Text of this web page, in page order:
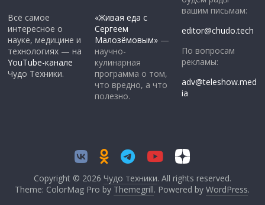
Всё самое
интересное о
науке, медицине и
технологиях — на
YouTube-канале
Чудо Техники.
«Живая еда с
Сергеем
Малозёмовым» —
научно-
кулинарная
программа о том,
что вредно, а что
полезно.
вашим письмам:
editor@chudo.tech
По вопросам
рекламы:
adv@teleshow.med
ia
Copyright © 2026 Чудо техники. All rights reserved.
Theme: ColorMag Pro by Themegrill. Powered byWordPress.